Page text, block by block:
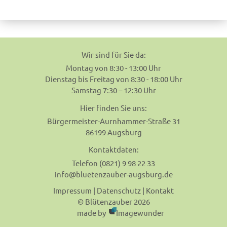
Wir sind für Sie da:
Montag von 8:30 - 13:00 Uhr
Dienstag bis Freitag von 8:30 - 18:00 Uhr
Samstag 7:30 – 12:30 Uhr
Hier finden Sie uns:
Bürgermeister-Aurnhammer-Straße 31
86199 Augsburg
Kontaktdaten:
Telefon (0821) 9 98 22 33
info@bluetenzauber-augsburg.de
Impressum | Datenschutz | Kontakt
© Blütenzauber 2026
made by
Imagewunder